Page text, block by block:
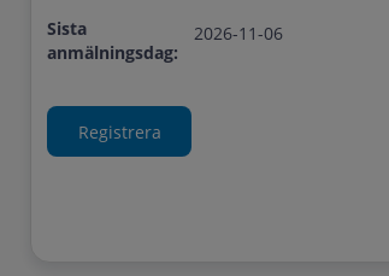
Sista
anmälningsdag:
2026-11-06